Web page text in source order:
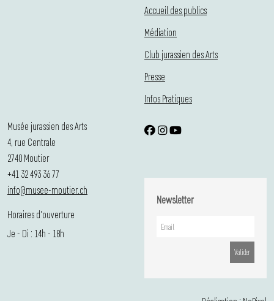
Accueil des publics
Médiation
Club jurassien des Arts
Presse
Infos Pratiques
Musée jurassien des Arts
4, rue Centrale
2740 Moutier
+41 32 493 36 77
info@musee-moutier.ch
Horaires d'ouverture
Je - Di : 14h - 18h
Newsletter